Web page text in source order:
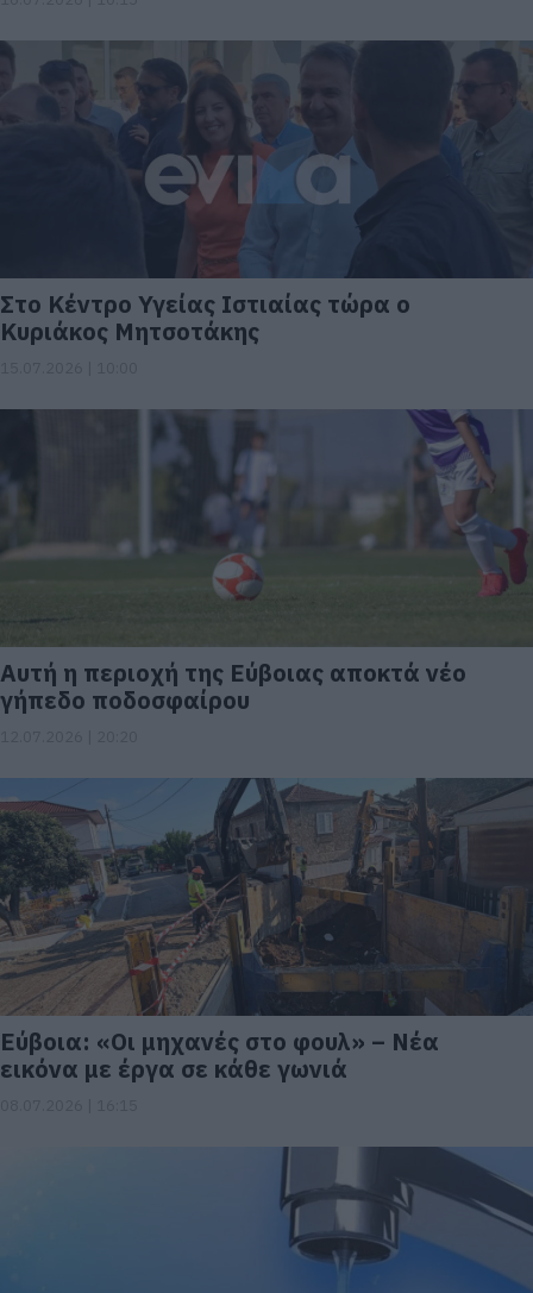
Στο Κέντρο Υγείας Ιστιαίας τώρα ο
Κυριάκος Μητσοτάκης
Αυτή η περιοχή της Εύβοιας αποκτά νέο
γήπεδο ποδοσφαίρου
Εύβοια: «Οι μηχανές στο φουλ» – Νέα
εικόνα με έργα σε κάθε γωνιά